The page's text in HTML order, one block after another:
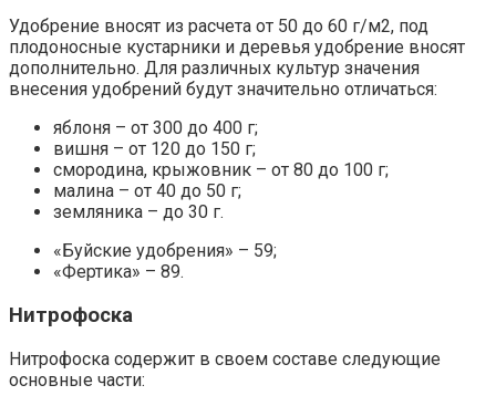
Удобрение вносят из расчета от 50 до 60 г/м2, под
плодоносные кустарники и деревья удобрение вносят
дополнительно. Для различных культур значения
внесения удобрений будут значительно отличаться:
яблоня – от 300 до 400 г;
вишня – от 120 до 150 г;
смородина, крыжовник – от 80 до 100 г;
малина – от 40 до 50 г;
земляника – до 30 г.
«Буйские удобрения» – 59;
«Фертика» – 89.
Нитрофоска
Нитрофоска содержит в своем составе следующие
основные части: